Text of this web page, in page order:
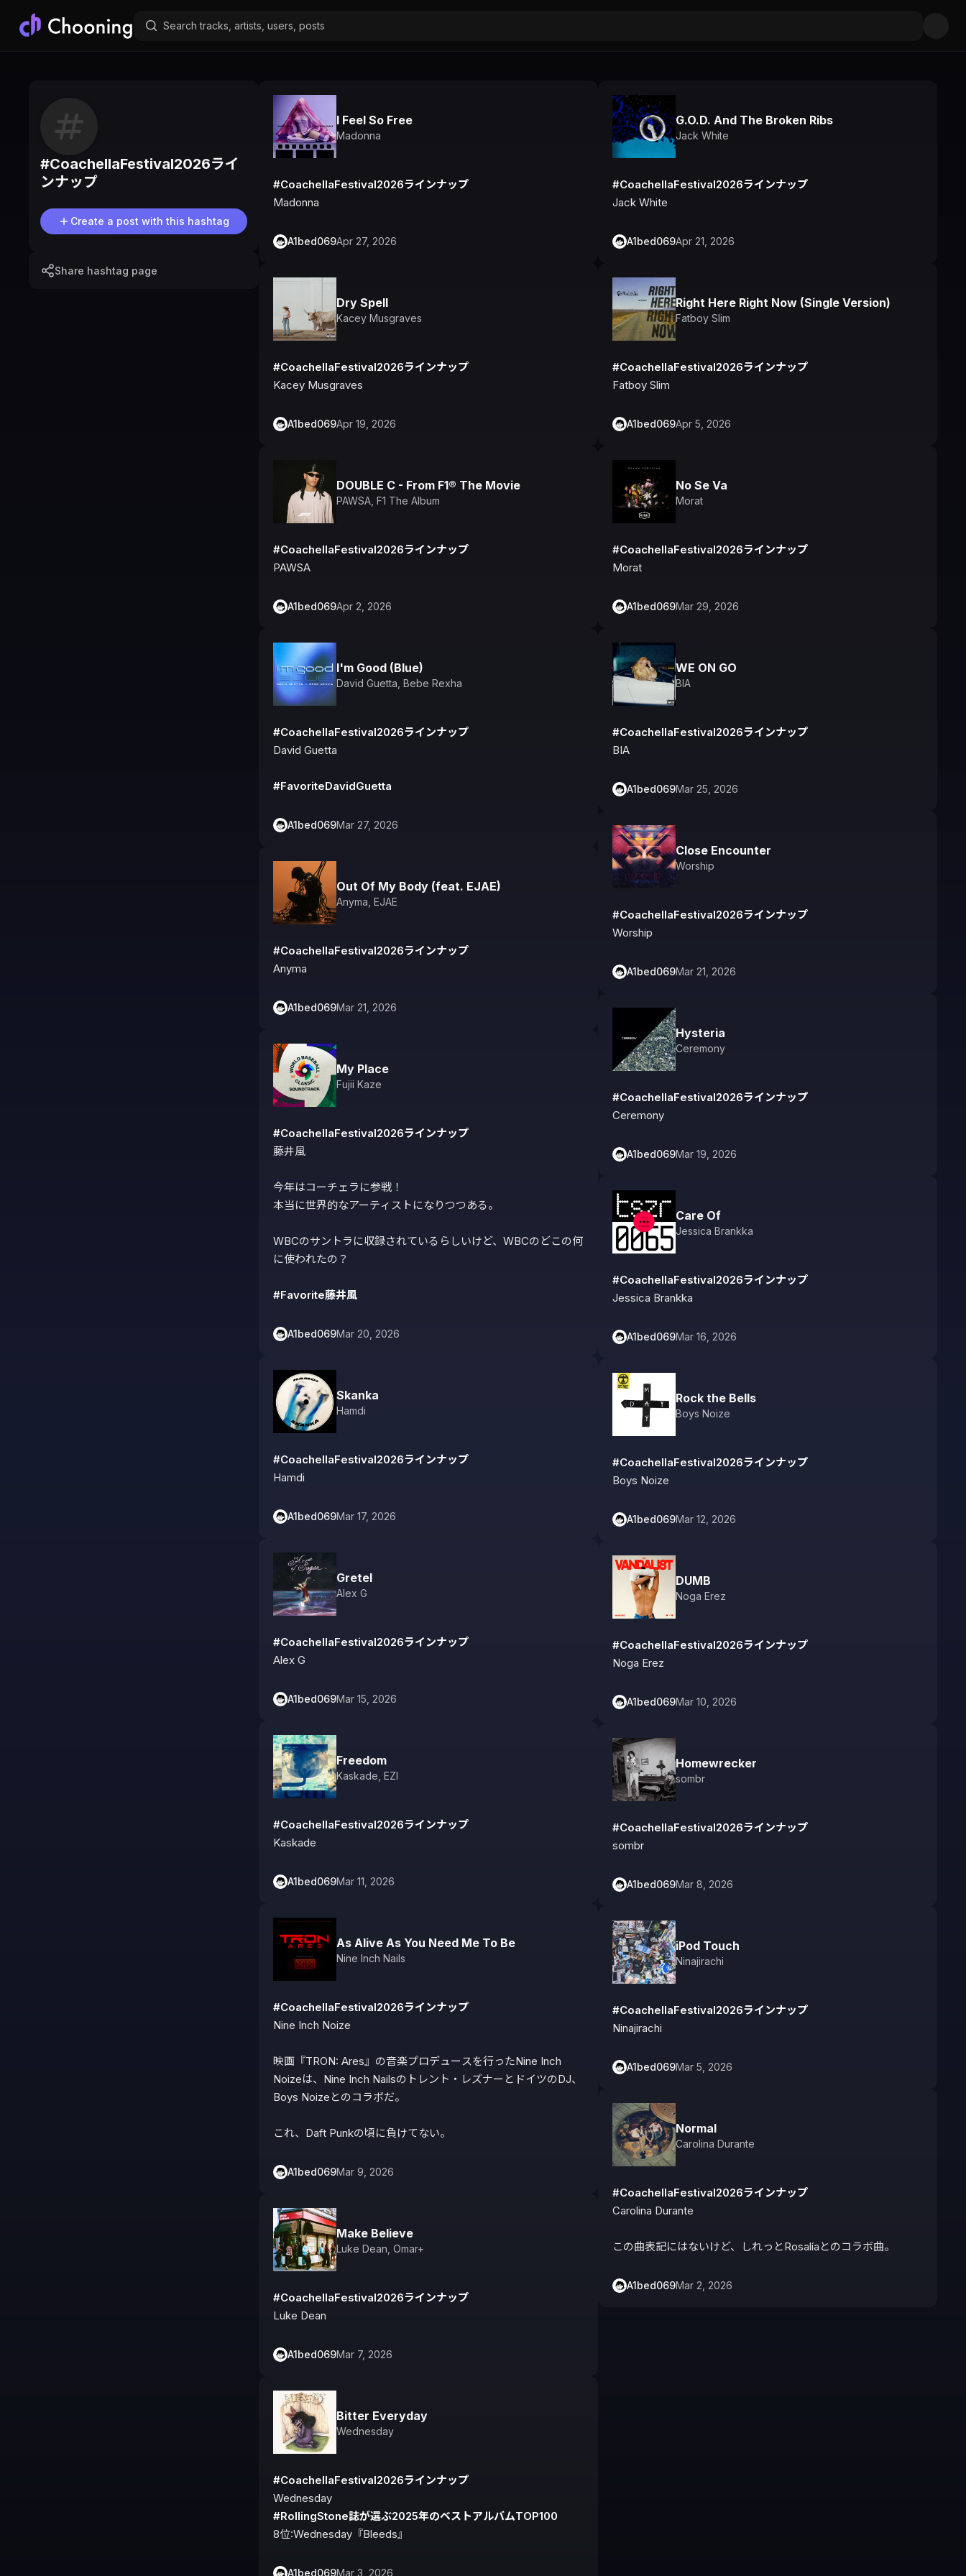
#CoachellaFestival2026ライ
ンナップ
Create a post with this hashtag
Share hashtag page
I Feel So Free
Madonna
#CoachellaFestival2026ラインナップ
Madonna
A1bed069Apr 27, 2026
Dry Spell
Kacey Musgraves
#CoachellaFestival2026ラインナップ
Kacey Musgraves
A1bed069Apr 19, 2026
DOUBLE C - From F1® The Movie
PAWSA F1 The Album
#CoachellaFestival2026ラインナップ
PAWSA
A1bed069Apr 2, 2026
I'm Good (Blue)
David Guetta Bebe Rexha
#CoachellaFestival2026ラインナップ
David Guetta
#FavoriteDavidGuetta
A1bed069Mar 27, 2026
Out Of My Body (feat. EJAE)
Anyma EJAE
#CoachellaFestival2026ラインナップ
Anyma
A1bed069Mar 21, 2026
My Place
Fujii Kaze
#CoachellaFestival2026ラインナップ
藤井風
今年はコーチェラに参戦！
本当に世界的なアーティストになりつつある。
WBCのサントラに収録されているらしいけど、WBCのどこの何
に使われたの？
#Favorite藤井風
A1bed069Mar 20, 2026
Skanka
Hamdi
#CoachellaFestival2026ラインナップ
Hamdi
A1bed069Mar 17, 2026
Gretel
Alex G
#CoachellaFestival2026ラインナップ
Alex G
A1bed069Mar 15, 2026
Freedom
Kaskade EZI
#CoachellaFestival2026ラインナップ
Kaskade
A1bed069Mar 11, 2026
As Alive As You Need Me To Be
Nine Inch Nails
#CoachellaFestival2026ラインナップ
Nine Inch Noize
映画『TRON: Ares』の音楽プロデュースを行ったNine Inch
Noizeは、Nine Inch Nailsのトレント・レズナーとドイツのDJ、
Boys Noizeとのコラボだ。
これ、Daft Punkの頃に負けてない。
A1bed069Mar 9, 2026
Make Believe
Luke Dean Omar+
#CoachellaFestival2026ラインナップ
Luke Dean
A1bed069Mar 7, 2026
Bitter Everyday
Wednesday
#CoachellaFestival2026ラインナップ
#RollingStone誌が選ぶ2025年のベストアルバムTOP100
8位:Wednesday『Bleeds』
A1bed069Mar 3, 2026
G.O.D. And The Broken Ribs
Jack White
#CoachellaFestival2026ラインナップ
Jack White
A1bed069Apr 21, 2026
Right Here Right Now (Single Version)
Fatboy Slim
#CoachellaFestival2026ラインナップ
Fatboy Slim
A1bed069Apr 5, 2026
No Se Va
Morat
#CoachellaFestival2026ラインナップ
Morat
A1bed069Mar 29, 2026
WE ON GO
BIA
#CoachellaFestival2026ラインナップ
BIA
A1bed069Mar 25, 2026
Close Encounter
Worship
#CoachellaFestival2026ラインナップ
Worship
A1bed069Mar 21, 2026
Hysteria
Ceremony
#CoachellaFestival2026ラインナップ
Ceremony
A1bed069Mar 19, 2026
Care Of
Jessica Brankka
#CoachellaFestival2026ラインナップ
Jessica Brankka
A1bed069Mar 16, 2026
Rock the Bells
Boys Noize
#CoachellaFestival2026ラインナップ
Boys Noize
A1bed069Mar 12, 2026
DUMB
Noga Erez
#CoachellaFestival2026ラインナップ
Noga Erez
A1bed069Mar 10, 2026
Homewrecker
sombr
#CoachellaFestival2026ラインナップ
sombr
A1bed069Mar 8, 2026
iPod Touch
Ninajirachi
#CoachellaFestival2026ラインナップ
Ninajirachi
A1bed069Mar 5, 2026
Normal
Carolina Durante
#CoachellaFestival2026ラインナップ
Carolina Durante
この曲表記にはないけど、しれっとRosalíaとのコラボ曲。
A1bed069Mar 2, 2026